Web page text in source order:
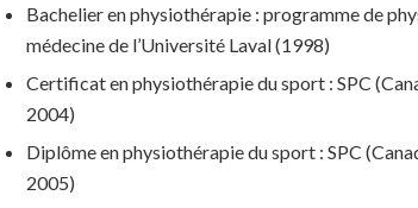
Bachelier en physiothérapie : programme de
médecine de l’Université Laval (1998)
Certificat en physiothérapie du sport : SPC
2004)
Diplôme en physiothérapie du sport : SPC
2005)